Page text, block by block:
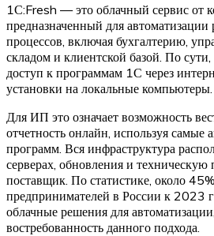
1С:Fresh — это облачный сервис от
предназначенный для
процессов, включая бухгалтерию,
складом и клиентской базой. По
доступ к программам 1С через
установки на локальные компьютеры.
Для ИП это означает возможность
отчетность онлайн, используя самые
программ. Вся инфраструктура
серверах, обновления и техническую
поставщик. По статистике, около
предпринимателей в России к 2023
облачные решения для
востребованность данного подхода.